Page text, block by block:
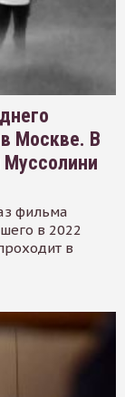
Москве. В
Муссолини
фильма
в 2022
в